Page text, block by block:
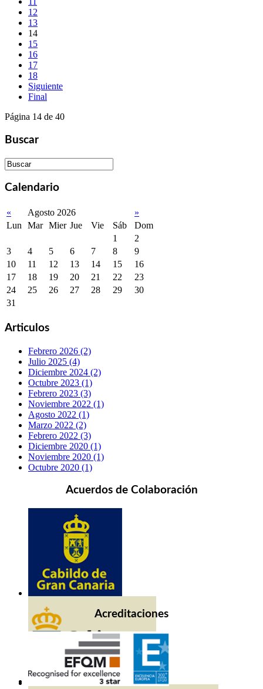
12
13
14
15
16
17
18
Siguiente
Final
Página 14 de 40
Buscar
Calendario
« Agosto 2026
»
Lun
Mar Mier Jue Vie Sáb
Dom
1
2
3
4 5 6 7 8
9
10
11 12 13 14 15
16
17
18 19 20 21 22
23
24
25 26 27 28 29
30
31
Articulos
Febrero 2026 (2)
Julio 2025 (4)
Diciembre 2024 (2)
Octubre 2023 (1)
Febrero 2023 (3)
Noviembre 2022 (1)
Agosto 2022 (1)
Marzo 2022 (2)
Febrero 2022 (3)
Diciembre 2020 (1)
Noviembre 2020 (1)
Octubre 2020 (1)
Acuerdos de Colaboración
Acreditaciones